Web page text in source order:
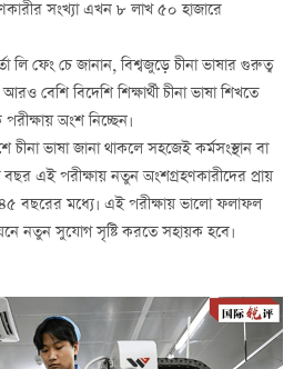
সংখ্যা এখন ৮ লাখ ৫০ হাজারে
লি ফেং চে জানান, বিশ্বজুড়ে চীনা ভাষার গুরুত্ব
বেশি বিদেশি শিক্ষার্থী চীনা ভাষা শিখতে
অংশ নিচ্ছেন।
ভাষা জানা থাকলে সহজেই কর্মসংস্থান বা
বছর এই পরীক্ষায় নতুন অংশগ্রহণকারীদের প্রায়
বছরের মধ্যে। এই পরীক্ষায় ভালো ফলাফল
নতুন সুযোগ সৃষ্টি করতে সহায়ক হবে।